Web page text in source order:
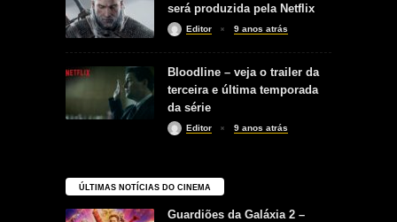
será produzida pela Netflix
Editor 9 anos atrás
Bloodline – veja o trailer da
terceira e última temporada
da série
Editor 9 anos atrás
ÚLTIMAS NOTÍCIAS DO CINEMA
Guardiões da Galáxia 2 –